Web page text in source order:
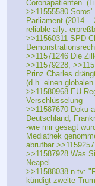
Coronapatienten.
>>11555580
Parliament (2014 --
reliable ally:
>>11560311 SPD-
>>11571246 Die
>>11579228,
Prinz Charles
(d.h. einen
>>11580968 EU-
Verschlüsselung
>>11587670 Doku
Deutschland,
-wie mir gesagt
Mediathek
abrufbar
>>11587928 Was
Neapel
>>11588038 n-tv:
kündigt zweite